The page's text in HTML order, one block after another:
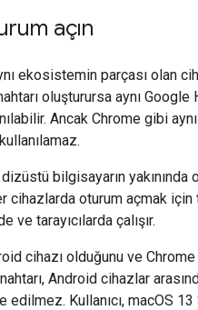
açın
ekosistemin parçası olan
oluşturursa aynı
Ancak Chrome gibi
dizüstü bilgisayarın
cihazlarda oturum açmak
tarayıcılarda çalışır.
cihazı olduğunu ve
Android cihazlar
edilmez. Kullanıcı, macOS